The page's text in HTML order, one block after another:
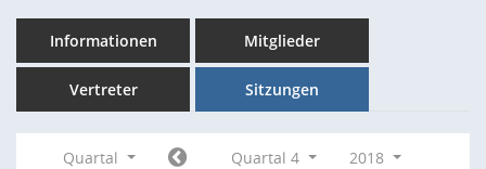
Informationen Mitglieder
Vertreter Sitzungen
Quartal Quartal 4
2018